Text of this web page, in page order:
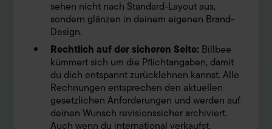
sehen nicht nach Standard-Layout aus,
sondern glänzen in deinem eigenen Brand-
Design.
Rechtlich auf der sicheren Seite: Billbee
kümmert sich um die Pflichtangaben, damit
du dich entspannt zurücklehnen kannst. Alle
Rechnungen entsprechen den aktuellen
gesetzlichen Anforderungen und werden auf
deinen Wunsch revisionssicher archiviert.